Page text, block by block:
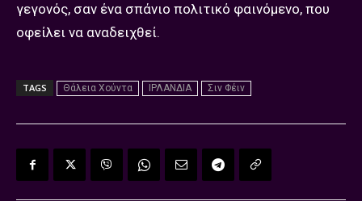
γεγονός, σαν ένα σπάνιο πολιτικό φαινόμενο, που
οφείλει να αναδειχθεί.
TAGS Θάλεια Χούντα ΙΡΛΑΝΔΙΑ Σιν Φέιν